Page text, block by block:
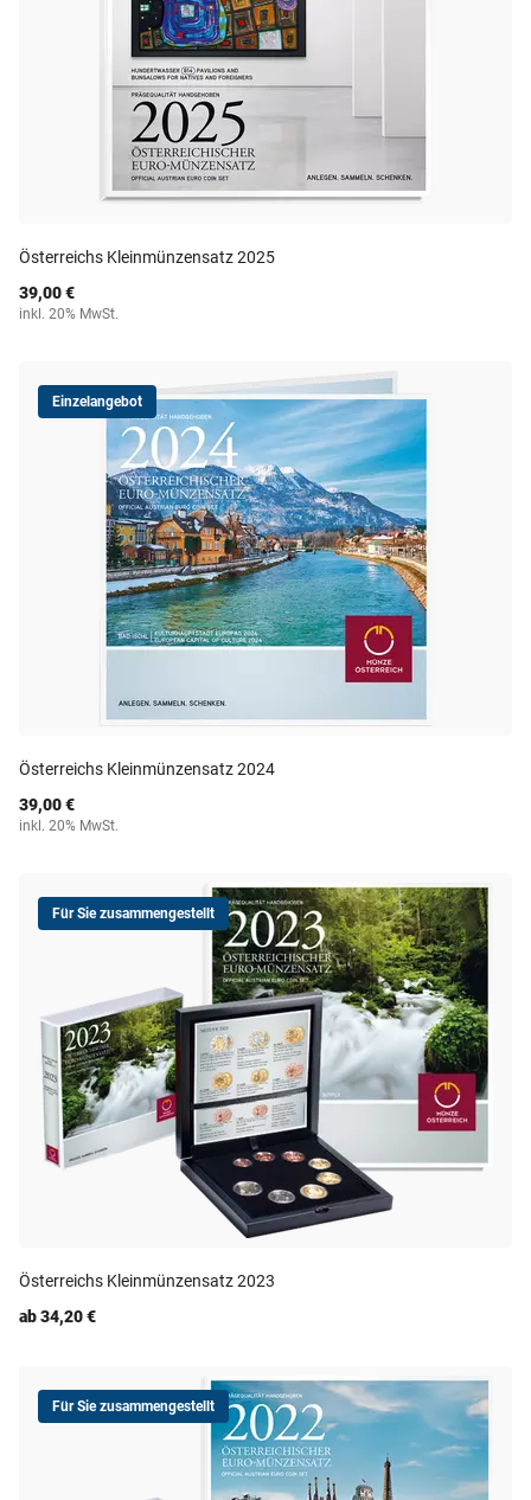
Österreichs Kleinmünzensatz 2025
39,00 €
inkl. 20% MwSt.
Einzelangebot
Österreichs Kleinmünzensatz 2024
39,00 €
inkl. 20% MwSt.
Für Sie zusammengestellt
Österreichs Kleinmünzensatz 2023
ab 34,20 €
Für Sie zusammengestellt